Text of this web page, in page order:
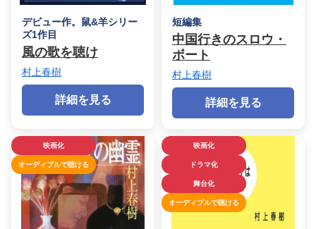
デビュー作。鼠&羊シリー
ズ1作目
風の歌を聴け
村上春樹
詳細を見る
短編集
中国行きのスロウ・
ボート
村上春樹
詳細を見る
映画化
オーディブルで聴ける
映画化
ドラマ化
舞台化
オーディブルで聴ける